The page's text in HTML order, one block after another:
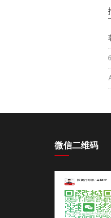
微信二维码